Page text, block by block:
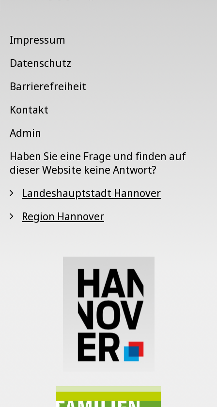
Impressum
Datenschutz
Barrierefreiheit
Kontakt
Admin
Haben Sie eine Frage und finden auf
dieser Website keine Antwort?
Landeshauptstadt Hannover
Region Hannover